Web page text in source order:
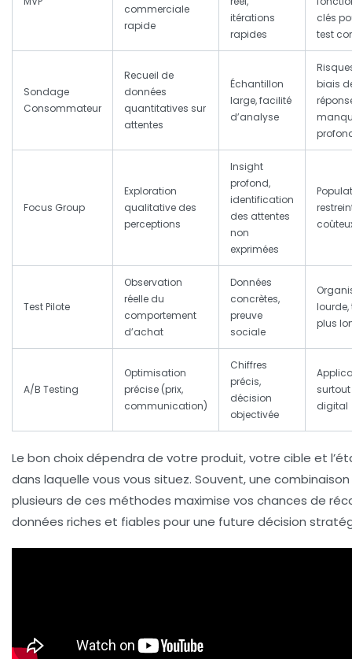
commerciale
rapide
itérations
rapides
clés
test
Sondage
Consommateur
Recueil de
données
quantitatives sur
attentes
Échantillon
large, facilité
d’analyse
biais
Focus Group
Exploration
qualitative des
perceptions
Insight
profond,
identification
des attentes
non
exprimées
Test Pilote
Observation
réelle du
comportement
d’achat
Données
concrètes,
preuve
sociale
plus
A/B Testing
Optimisation
précise (prix,
communication)
Chiffres
précis,
décision
objectivée
digital
Le bon choix dépendra de votre produit, votre cible et
dans laquelle vous vous situez. Souvent, une
plusieurs de ces méthodes maximise vos chances de
données riches et fiables pour une future décision